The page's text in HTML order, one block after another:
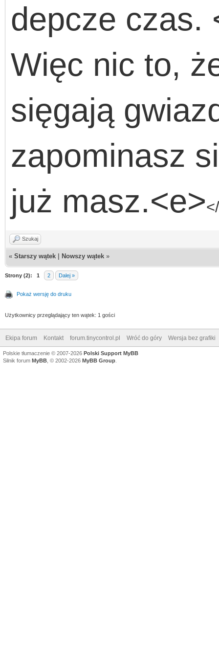
depcze czas.
Więc nic to,
sięgają
zapominasz
już masz.<e>
Szukaj
« Starszy wątek Nowszy wątek »
Strony (2): 1 2 Dalej »
Pokaż wersję do druku
Użytkownicy przeglądający ten wątek: 1 gości
Ekipa forum Kontakt forum.tinycontrol.pl Wróć do góry Wersja bez grafiki
Polskie tłumaczenie © 2007-2026 Polski Support MyBB
Silnik forum MyBB , © 2002-2026 MyBB Group